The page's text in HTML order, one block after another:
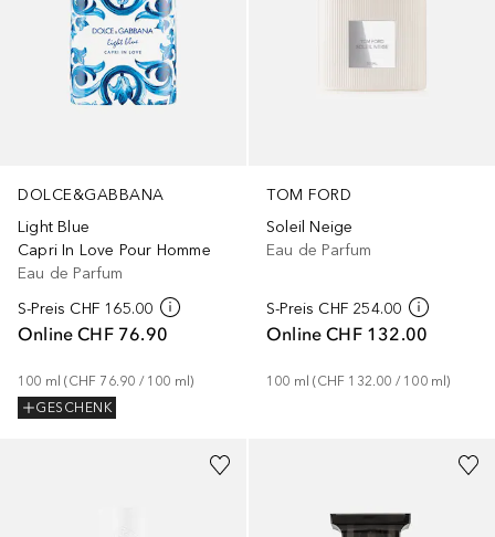
DOLCE&GABBANA
Light Blue
Capri In Love Pour Homme
Eau de Parfum
S-Preis CHF 165.00
Online CHF 76.90
100 ml (CHF 76.90 / 100 ml)
GESCHENK
TOM FORD
Soleil Neige
Eau de Parfum
S-Preis CHF 254.00
Online CHF 132.00
100 ml (CHF 132.00 / 100 ml)